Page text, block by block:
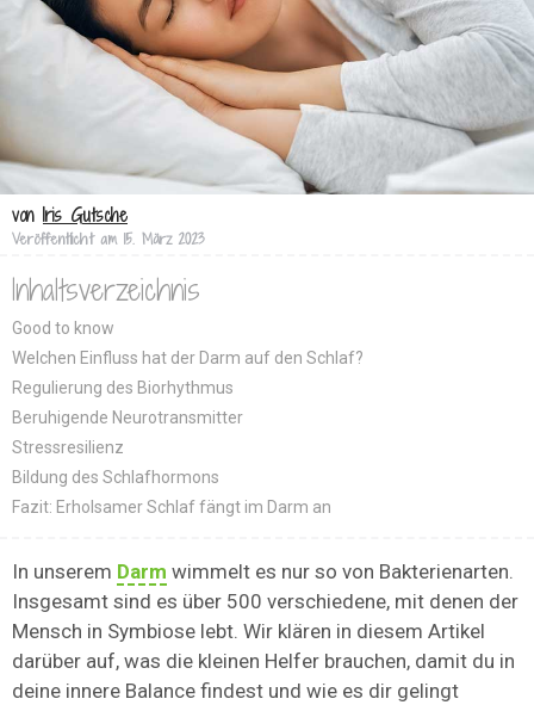
von Iris Gutsche
Veröffentlicht am 15. März 2023
Inhaltsverzeichnis
Good to know
Welchen Einfluss hat der Darm auf den Schlaf?
Regulierung des Biorhythmus
Beruhigende Neurotransmitter
Stressresilienz
Bildung des Schlafhormons
Fazit: Erholsamer Schlaf fängt im Darm an
In unserem Darm wimmelt es nur so von Bakterienarten.
Insgesamt sind es über 500 verschiedene, mit denen der
Mensch in Symbiose lebt. Wir klären in diesem Artikel
darüber auf, was die kleinen Helfer brauchen, damit du in
deine innere Balance findest und wie es dir gelingt